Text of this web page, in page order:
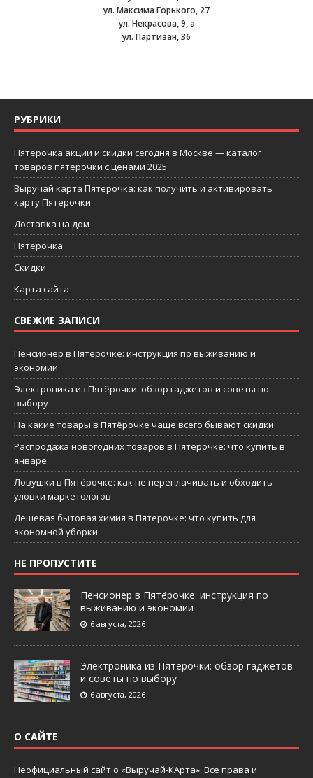
ул. Максима Горького, 27
ул. Некрасова, 9, а
ул. Партизан, 36
РУБРИКИ
Пятерочка акции и скидки сегодня в Москве — каталог
товаров пятерочки с ценами 2025
Выручай карта Пятерочка: как получить и активировать
карту Пятерочки
Доставка на дом
Пятёрочка
Скидки
Карта сайта
СВЕЖИЕ ЗАПИСИ
Пенсионер в Пятёрочке: инструкция по выживанию и
экономии
Электроника из Пятёрочки: обзор гаджетов и советы по
выбору
На какие товары в Пятёрочке чаще всего бывают скидки
Распродажа новогодних товаров в Пятерочке: что купить в
январе
Ловушки в Пятёрочке: как не переплачивать и обходить
уловки маркетологов
Дешевая бытовая химия в Пятерочке: что купить для
экономной уборки
НЕ ПРОПУСТИТЕ
Пенсионер в Пятёрочке: инструкция по
выживанию и экономии
6 августа, 2026
Электроника из Пятёрочки: обзор гаджетов
и советы по выбору
6 августа, 2026
О САЙТЕ
Неофициальный сайт о «Выручай-КАрта». Все права и